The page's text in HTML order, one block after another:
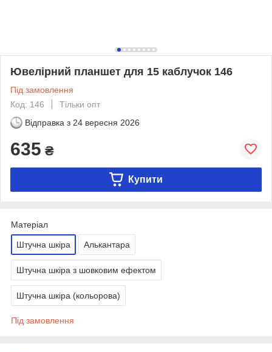
Ювелірний планшет для 15 каблучок 146
Під замовлення
Код: 146
Тільки опт
Відправка з 24 вересня 2026
635 ₴
Купити
Матеріал
Штучна шкіра Алькантара
Штучна шкіра з шовковим ефектом
Штучна шкіра (кольорова)
Під замовлення